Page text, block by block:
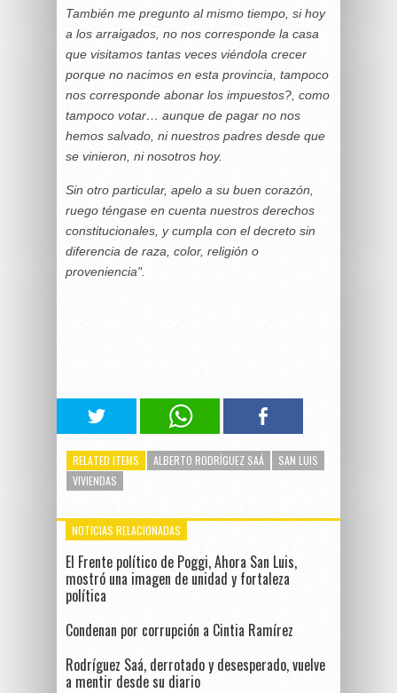
También me pregunto al mismo tiempo, si hoy
a los arraigados, no nos corresponde la casa
que visitamos tantas veces viéndola crecer
porque no nacimos en esta provincia, tampoco
nos corresponde abonar los impuestos?, como
tampoco votar… aunque de pagar no nos
hemos salvado, ni nuestros padres desde que
se vinieron, ni nosotros hoy.
Sin otro particular, apelo a su buen corazón,
ruego téngase en cuenta nuestros derechos
constitucionales, y cumpla con el decreto sin
diferencia de raza, color, religión o
proveniencia".
RELATED ITEMS ALBERTO RODRÍGUEZ SAÁ
SAN LUIS
VIVIENDAS
NOTICIAS RELACIONADAS
El Frente político de Poggi, Ahora San Luis,
mostró una imagen de unidad y fortaleza
política
Condenan por corrupción a Cintia Ramírez
Rodríguez Saá, derrotado y desesperado, vuelve
a mentir desde su diario